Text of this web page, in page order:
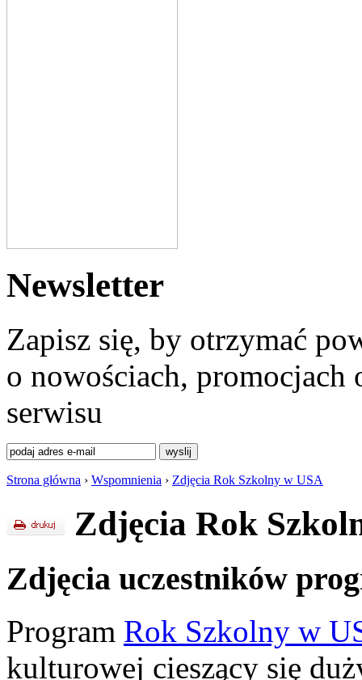
Newsletter
Zapisz się, by otrzymać
o nowościach, promocjach
serwisu
Strona główna › Wspomnienia › Zdjęcia Rok Szkolny w USA
Zdjęcia Rok
Zdjęcia uczestników
Program Rok Szkolny w
kulturowej cieszący się